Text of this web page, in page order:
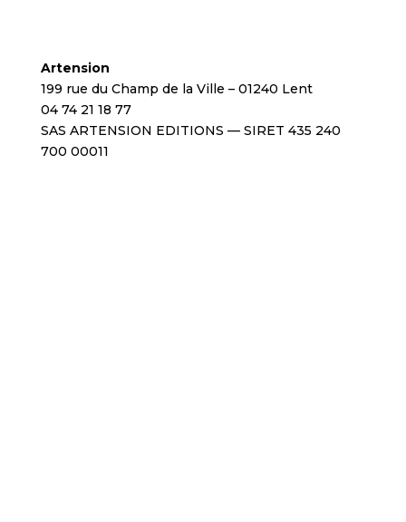
Artension
199 rue du Champ de la Ville – 01240 Lent
04 74 21 18 77
SAS ARTENSION EDITIONS — SIRET 435 240
700 00011